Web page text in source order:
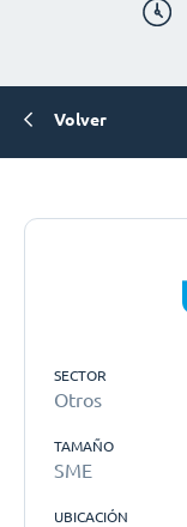
Volver
SECTOR
Otros
TAMAÑO
SME
UBICACIÓN